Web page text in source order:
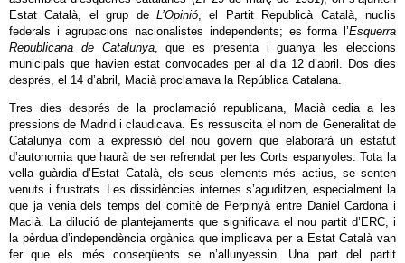
Estat Català, el grup de L’Opinió, el Partit Republicà Català, nuclis
federals i agrupacions nacionalistes independents; es forma l’Esquerra
Republicana de Catalunya, que es presenta i guanya les eleccions
municipals que havien estat convocades per al dia 12 d’abril. Dos dies
després, el 14 d’abril, Macià proclamava la República Catalana.
Tres dies després de la proclamació republicana, Macià cedia a les
pressions de Madrid i claudicava. Es ressuscita el nom de Generalitat de
Catalunya com a expressió del nou govern que elaborarà un estatut
d’autonomia que haurà de ser refrendat per les Corts espanyoles. Tota la
vella guàrdia d’Estat Català, els seus elements més actius, se senten
venuts i frustrats. Les dissidències internes s’aguditzen, especialment la
que ja venia dels temps del comitè de Perpinyà entre Daniel Cardona i
Macià. La dilució de plantejaments que significava el nou partit d’ERC, i
la pèrdua d’independència orgànica que implicava per a Estat Català van
fer que els més conseqüents se n’allunyessin. Una part del partit